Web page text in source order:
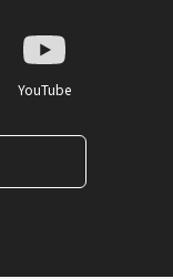
YouTube